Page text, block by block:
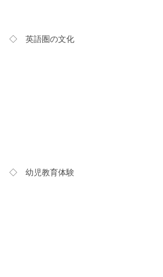
◇　英語圏の文化
◇　幼児教育体験